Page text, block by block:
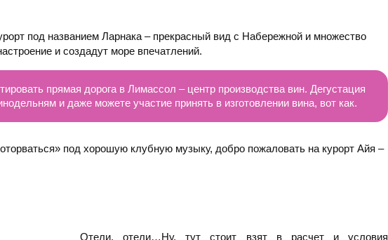
под названием Ларнака – прекрасный вид с Набережной и множество
и создадут море впечатлений.
прямая дорога в Лимассол – центр производства вин. Дегустация
и даже можете участие принять в изготовлении вина, вот как.
под хорошую клубную музыку, добро пожаловать на курорт Айя –
Отели, отели…Ну, тут стоит взят в расчет и условия